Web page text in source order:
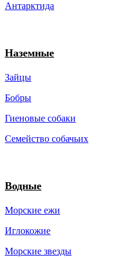
Антарктида
Наземные
Зайцы
Бобры
Гиеновые собаки
Семейство собачьих
Водные
Морские ежи
Иглокожие
Морские звезды